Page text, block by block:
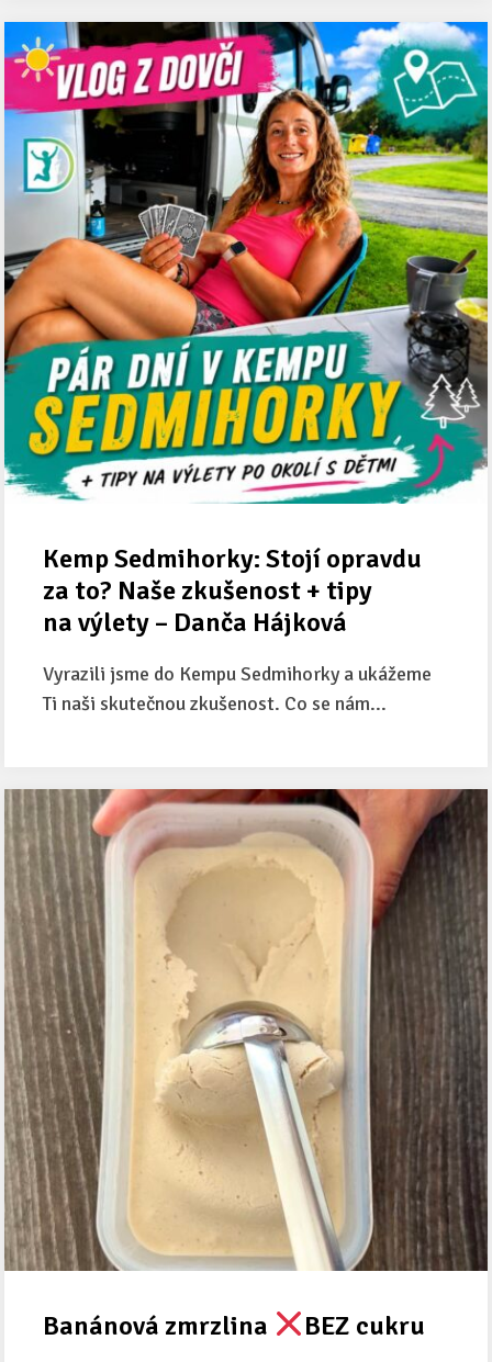
Kemp Sedmihorky: Stojí opravdu
za to? Naše zkušenost + tipy
na výlety – Danča Hájková
Vyrazili jsme do Kempu Sedmihorky a ukážeme
Ti naši skutečnou zkušenost. Co se nám...
Banánová zmrzlina BEZ cukru